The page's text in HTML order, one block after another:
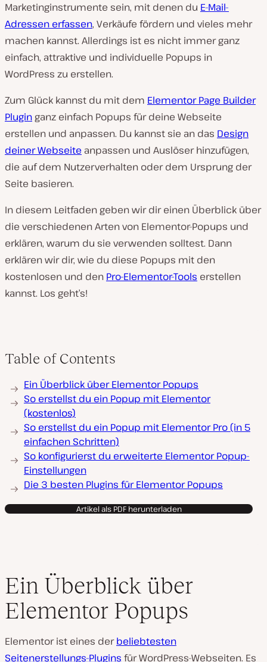
Marketinginstrumente sein, mit denen du E-Mail-
Adressen erfassen, Verkäufe fördern und vieles mehr
machen kannst. Allerdings ist es nicht immer ganz
einfach, attraktive und individuelle Popups in
WordPress zu erstellen.
Zum Glück kannst du mit dem Elementor Page Builder
Plugin ganz einfach Popups für deine Webseite
erstellen und anpassen. Du kannst sie an das Design
deiner Webseite anpassen und Auslöser hinzufügen,
die auf dem Nutzerverhalten oder dem Ursprung der
Seite basieren.
In diesem Leitfaden geben wir dir einen Überblick über
die verschiedenen Arten von Elementor-Popups und
erklären, warum du sie verwenden solltest. Dann
erklären wir dir, wie du diese Popups mit den
kostenlosen und den Pro-Elementor-Tools erstellen
kannst. Los geht’s!
Table of Contents
Ein Überblick über Elementor Popups
So erstellst du ein Popup mit Elementor
(kostenlos)
So erstellst du ein Popup mit Elementor Pro (in 5
einfachen Schritten)
So konfigurierst du erweiterte Elementor Popup-
Einstellungen
Die 3 besten Plugins für Elementor Popups
Artikel als PDF herunterladen
Ein Überblick über
Elementor Popups
Elementor ist eines derbeliebtesten
Seitenerstellungs-Plugins für WordPress-Webseiten. Es